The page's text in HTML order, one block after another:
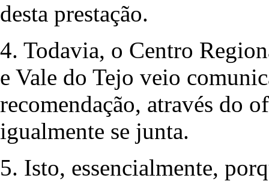
desta prestação.
4. Todavia, o Centro
e Vale do Tejo veio
recomendação, através
igualmente se junta.
5. Isto, essencialmente,